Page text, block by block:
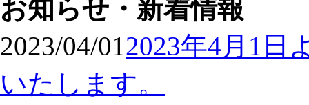
お知らせ・新着情報
2023/04/012023年4月1日
いたします。